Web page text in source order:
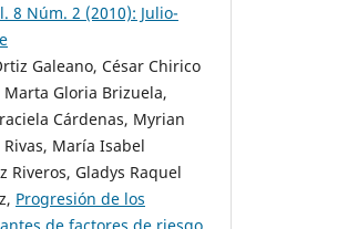
8 Núm. 2 (2010): Julio-
Galeano, César Chirico
Gloria Brizuela,
Cárdenas, Myrian
María Isabel
Riveros, Gladys Raquel
Progresión de los